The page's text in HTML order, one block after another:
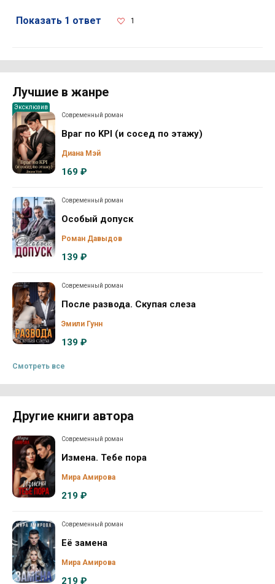
Показать 1 ответ 1
Лучшие в жанре
Эксклюзив
Современный роман
Враг по KPI (и сосед по этажу)
Диана Мэй
169 ₽
Современный роман
Особый допуск
Роман Давыдов
139 ₽
Современный роман
После развода. Скупая слеза
Эмили Гунн
139 ₽
Смотреть все
Другие книги автора
Современный роман
Измена. Тебе пора
Мира Амирова
219 ₽
Современный роман
Её замена
Мира Амирова
219 ₽